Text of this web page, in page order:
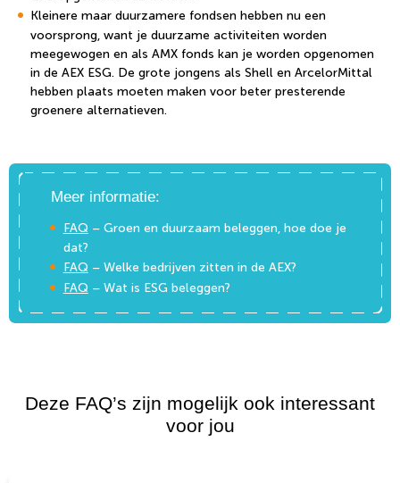
Kleinere maar duurzamere fondsen hebben nu een
voorsprong, want je duurzame activiteiten worden
meegewogen en als AMX fonds kan je worden opgenomen
in de AEX ESG. De grote jongens als Shell en ArcelorMittal
hebben plaats moeten maken voor beter presterende
groenere alternatieven.
Meer informatie:
FAQ – Groen en duurzaam beleggen, hoe doe je
dat?
FAQ – Welke bedrijven zitten in de AEX?
FAQ – Wat is ESG beleggen?
Deze FAQ’s zijn mogelijk ook interessant
voor jou